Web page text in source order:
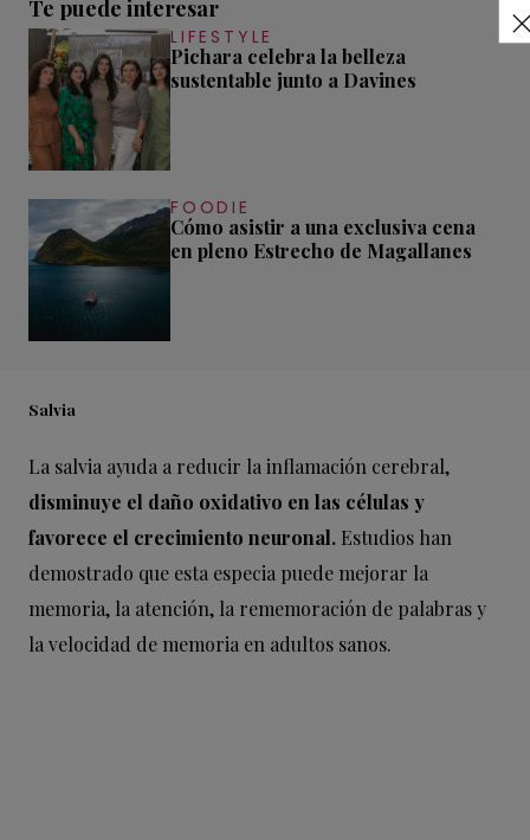
Te puede interesar
LIFESTYLE
Pichara celebra la belleza
sustentable junto a Davines
FOODIE
Cómo asistir a una exclusiva cena
en pleno Estrecho de Magallanes
Salvia
La salvia ayuda a reducir la inflamación cerebral,
disminuye el daño oxidativo en las células y
favorece el crecimiento neuronal. Estudios han
demostrado que esta especia puede mejorar la
memoria, la atención, la rememoración de palabras y
la velocidad de memoria en adultos sanos.